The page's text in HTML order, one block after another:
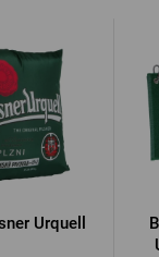
Urquell